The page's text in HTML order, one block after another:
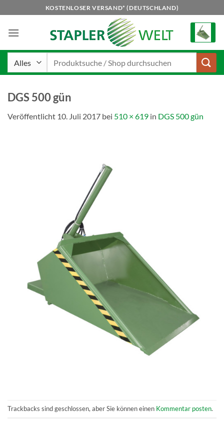
Inhalt
springen
KOSTENLOSER VERSAND* (DEUTSCHLAND)
DGS 500 gün
Veröffentlicht 10. Juli 2017 bei 510 × 619 in DGS 500 gün
Trackbacks sind geschlossen, aber Sie können einen Kommentar posten.